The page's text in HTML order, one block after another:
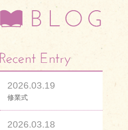
2026.03.19
修業式
2026.03.18